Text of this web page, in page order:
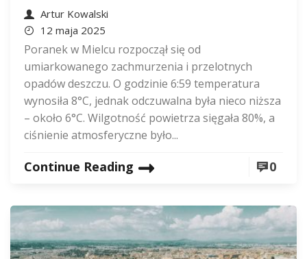
Artur Kowalski
12 maja 2025
Poranek w Mielcu rozpoczął się od
umiarkowanego zachmurzenia i przelotnych
opadów deszczu. O godzinie 6:59 temperatura
wynosiła 8°C, jednak odczuwalna była nieco niższa
– około 6°C. Wilgotność powietrza sięgała 80%, a
ciśnienie atmosferyczne było...
Continue Reading 0